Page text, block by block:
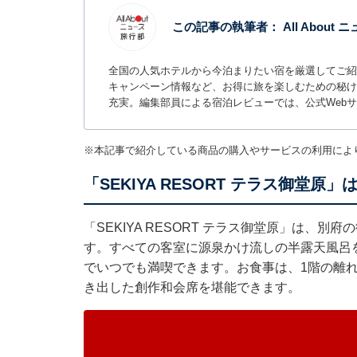
この記事の執筆者： All About ニ
全国の人気ホテルから今泊まりたい宿を厳選してご
キャンペーン情報など、お得に旅を楽しむための秘
充実。編集部員による宿泊レビューでは、公式Web
※本記事で紹介している商品の購入やサービスの利用に
「SEKIYA RESORT テラス御堂原」
「SEKIYA RESORT テラス御堂原」は、別府
す。すべての客室に源泉かけ流しの半露天風
でいつでも満喫できます。お食事は、1階の離
き出した創作和会席を堪能できます。